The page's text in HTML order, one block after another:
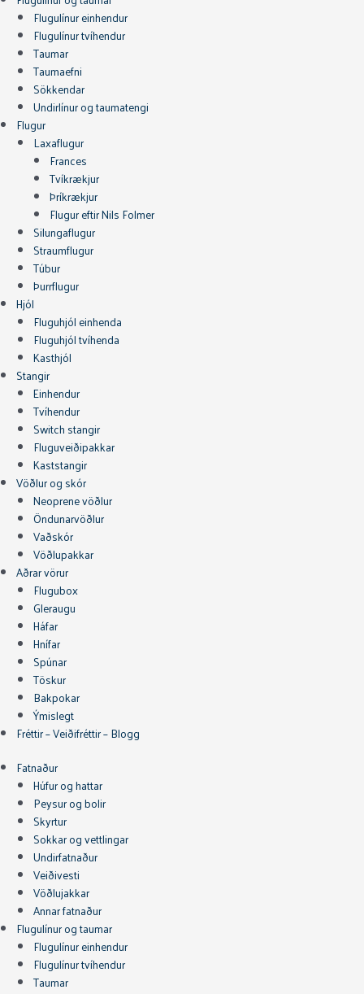
Flugulínur einhendur
Flugulínur tvíhendur
Taumar
Taumaefni
Sökkendar
Undirlínur og taumatengi
Flugur
Laxaflugur
Frances
Tvíkrækjur
Þríkrækjur
Flugur eftir Nils Folmer
Silungaflugur
Straumflugur
Túbur
Þurrflugur
Hjól
Fluguhjól einhenda
Fluguhjól tvíhenda
Kasthjól
Stangir
Einhendur
Tvíhendur
Switch stangir
Fluguveiðipakkar
Kaststangir
Vöðlur og skór
Neoprene vöðlur
Öndunarvöðlur
Vaðskór
Vöðlupakkar
Aðrar vörur
Flugubox
Gleraugu
Háfar
Hnífar
Spúnar
Töskur
Bakpokar
Ýmislegt
Fréttir – Veiðifréttir – Blogg
Fatnaður
Húfur og hattar
Peysur og bolir
Skyrtur
Sokkar og vettlingar
Undirfatnaður
Veiðivesti
Vöðlujakkar
Annar fatnaður
Flugulínur og taumar
Flugulínur einhendur
Flugulínur tvíhendur
Taumar